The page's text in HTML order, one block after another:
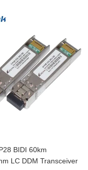
BIDI 60km
LC DDM Transceiver